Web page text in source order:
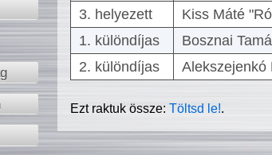
3. helyezett
Kiss Máté
1. különdíjas
Bosznai
2. különdíjas
Alekszejenkó
Ezt raktuk össze:Töltsd le!.